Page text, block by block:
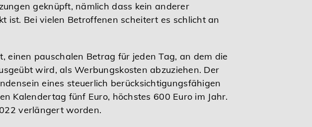
geknüpft, nämlich dass kein anderer
Bei vielen Betroffenen scheitert es schlicht an
einen pauschalen Betrag für jeden Tag, an dem die
wird, als Werbungskosten abzuziehen. Der
eines steuerlich berücksichtigungsfähigen
Kalendertag fünf Euro, höchstes 600 Euro im Jahr.
verlängert worden.